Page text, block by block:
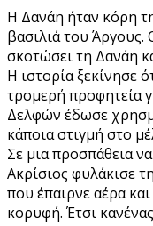
Η Δανάη ήταν κόρη
βασιλιά του
σκοτώσει τη Δανάη
Η ιστορία ξεκίνησε
τρομερή προφητεία
Δελφών έδωσε
κάποια στιγμή στο
Σε μια προσπάθεια
Ακρίσιος φυλάκισε
που έπαιρνε αέρα
κορυφή. Έτσι